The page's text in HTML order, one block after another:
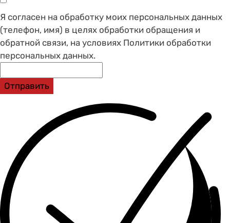
Я согласен на обработку моих персональных данных
(телефон, имя) в целях обработки обращения и
обратной связи, на условиях Политики обработки
персональных данных.
Отправить